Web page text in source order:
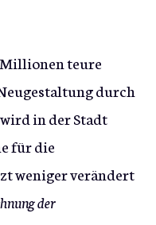
Millionen teure
durch
in der Stadt
für die
weniger verändert
der